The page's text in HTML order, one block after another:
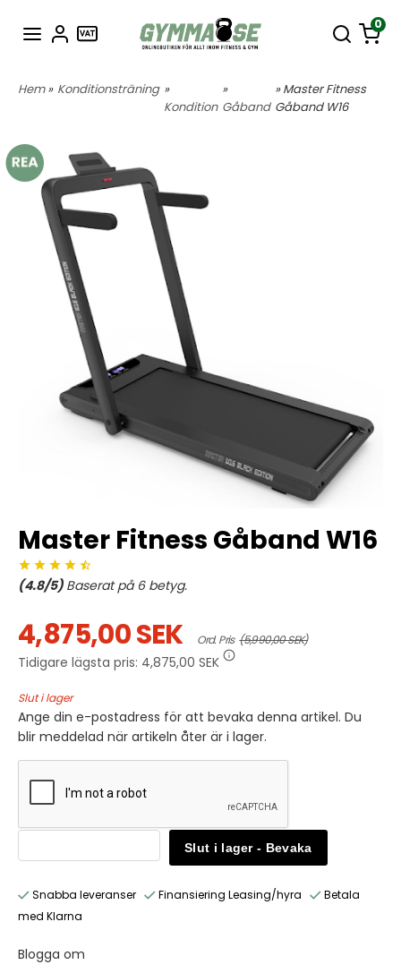
0
Hem» Konditionsträning »
Kondition
»
Gåband
» Master Fitness
Gåband W16
Master Fitness Gåband W16
(4.8/5) Baserat på 6betyg.
4,875,00 SEK Ord. Pris (5,990,00 SEK)
Tidigare lägsta pris: 4,875,00 SEK
Slut i lager
Ange din e-postadress för att bevaka denna artikel. Du
blir meddelad när artikeln åter är i lager.
Slut i lager - Bevaka
Snabba leveranser Finansiering Leasing/hyra
Betala
med Klarna
Blogga om